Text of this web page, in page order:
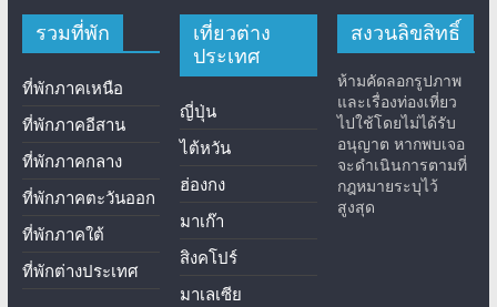
รวมที่พัก
ที่พักภาคเหนือ
ที่พักภาคอีสาน
ที่พักภาคกลาง
ที่พักภาคตะวันออก
ที่พักภาคใต้
ที่พักต่างประเทศ
เที่ยวต่าง
ประเทศ
ญี่ปุ่น
ไต้หวัน
ฮ่องกง
มาเก๊า
สิงคโปร์
มาเลเซีย
สงวนลิขสิทธิ์
ห้ามคัดลอกรูปภาพ
และเรื่องท่องเที่ยว
ไปใช้โดยไม่ได้รับ
อนุญาต หากพบเจอ
จะดำเนินการตามที่
กฎหมายระบุไว้
สูงสุด